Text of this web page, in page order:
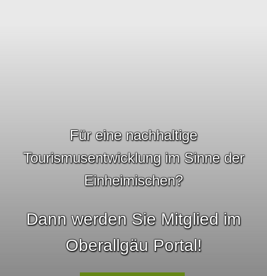
Für eine nachhaltige
Tourismusentwicklung im Sinne der
Einheimischen?
Dann werden Sie Mitglied im
Oberallgäu Portal!